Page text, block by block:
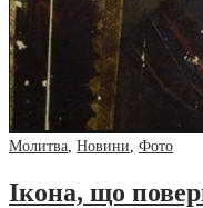
Молитва, Новини, Фото
Ікона, що